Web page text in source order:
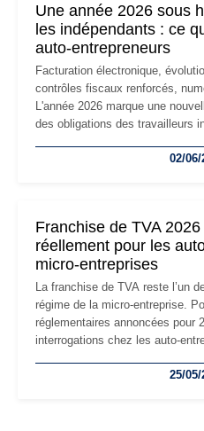
Une année 2026 sous
les indépendants : ce
auto-entrepreneurs
Facturation électronique,
contrôles fiscaux renforcés,
L'année 2026 marque une
des obligations des travailleurs
les auto-entrepreneurs devront
02/06/
Franchise de TVA
réellement pour les
micro-entreprises
La franchise de TVA reste l’un
régime de la micro-entreprise.
réglementaires annoncées pour
interrogations chez les auto-
facturation ou risque de bascule
25/05/